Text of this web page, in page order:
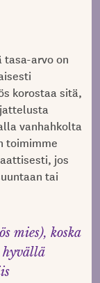
arvo on
korostaa sitä,
vanhahkolta
toimimme
jos
tai
mies), koska